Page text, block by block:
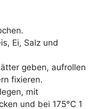
Ei, Salz und
geben, aufrollen
fixieren.
mit
und bei 175°C 1